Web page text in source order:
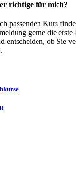
richtige für mich?
passenden Kurs
gerne die erste
entscheiden, ob Sie